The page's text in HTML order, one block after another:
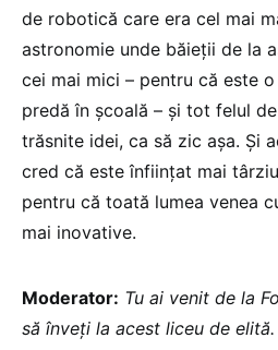
de robotică care era cel mai
astronomie unde băieții de la
cei mai mici – pentru că este
predă în școală – și tot felul
trăsnite idei, ca să zic așa. Și
cred că este înființat mai
pentru că toată lumea venea
mai inovative.
Moderator: Tu ai venit de la
să înveți la acest liceu de